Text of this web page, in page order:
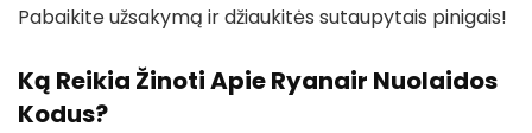
Pabaikite užsakymą ir džiaukitės sutaupytais pinigais!
Ką Reikia Žinoti Apie Ryanair Nuolaidos
Kodus?